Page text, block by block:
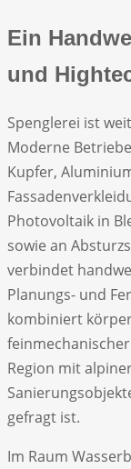
Ein
und
Spenglerei ist
Moderne
Kupfer,
Photovoltaik in
sowie an
verbindet
Planungs- und
kombiniert
Region mit
gefragt ist.
Im Raum